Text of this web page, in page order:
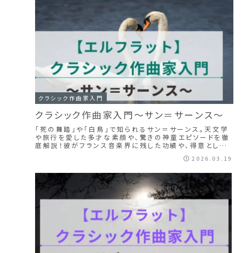
クラシック作曲家入門
クラシック作曲家入門～サン＝サーンス～
「死の舞踏」や「白鳥」で知られるサン＝サーンス。天文学
や旅行を愛した多才な素顔や、驚きの神童エピソードを徹
底解説！彼がフランス音楽界に残した功績や、得意とした
2026.03.19